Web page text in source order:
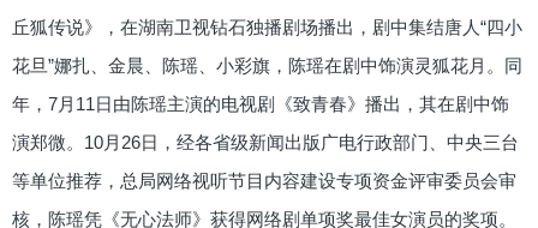
丘狐传说》，在湖南卫视钻石独播剧场播出，剧中集结唐人“四小
花旦”娜扎、金晨、陈瑶、小彩旗，陈瑶在剧中饰演灵狐花月。同
年，7月11日由陈瑶主演的电视剧《致青春》播出，其在剧中饰
演郑微。10月26日，经各省级新闻出版广电行政部门、中央三台
等单位推荐，总局网络视听节目内容建设专项资金评审委员会审
核，陈瑶凭《无心法师》获得网络剧单项奖最佳女演员的奖项。